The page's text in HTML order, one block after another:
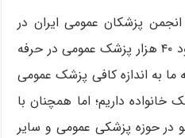
وقت انجمن پزشکان عمومی ایران در
مصاحبه‌ای اظهار داشت: «حدود ۴۰ هزار پزشک عمومی در حرفه
ما به اندازه کافی پزشک عمومی
خانواده داریم؛ اما همچنان با
در حوزه پزشکی عمومی و سایر